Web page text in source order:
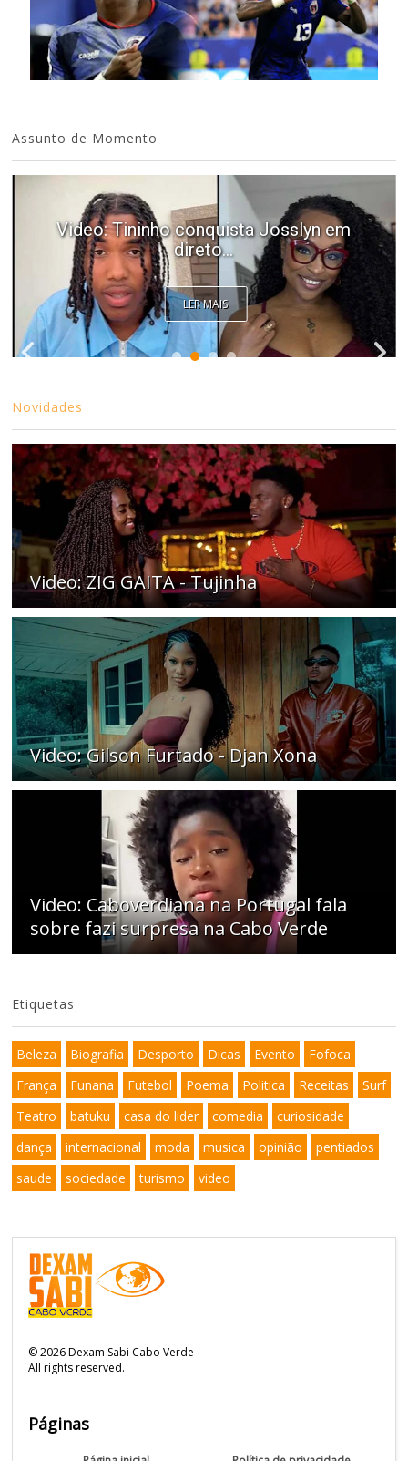
Assunto de Momento
Video: Tininho conquista Josslyn em
direto...
LER MAIS
Novidades
Video: ZIG GAITA - Tujinha
Video: Gilson Furtado - Djan Xona
Video: Caboverdiana na Portugal fala
sobre fazi surpresa na Cabo Verde
Etiquetas
Beleza Biografia Desporto Dicas Evento
Fofoca
França
Funana Futebol Poema Politica Receitas
Surf
Teatro
batuku casa do lider comedia
curiosidade
dança
internacional moda musica opinião
pentiados
saude
sociedade turismo video
©2026Dexam Sabi Cabo Verde
All rights reserved.
Páginas